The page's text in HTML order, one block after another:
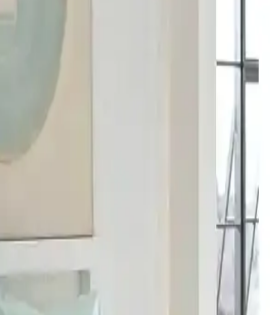
sade tasarım ve pratik bakım günlük
Yorgan ile Yataş Macaron Çift
Karşılaştırması
Faust Jakarlı Biyeli Çift Kişilik Yorgan
Kişilik Yorgan ve Yastık Setini, dolgu, ısı
ağırlık/ölçü, mevsim kullanımı ve
karşılaştırır; kullanıcı yorumlarıyla
Kişilik Yorgan: Hafif ve Sıcak